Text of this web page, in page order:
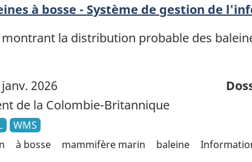
à bosse - Système de gestion de
la distribution probable des
2026
de la Colombie-Britannique
WMS
à bosse mammifère marin baleine